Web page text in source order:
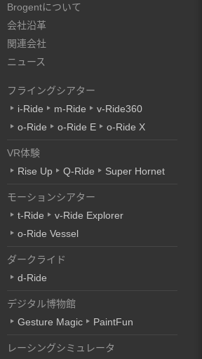
Brogentについて
会社沿革
関連会社
ニュース
フライングシアター
i-Ride
m-Ride
v-Ride360
o-Ride
o-Ride E o-Ride X
VR体験
Rise Up
Q-Ride Super Hornet
モーションシアター
t-Ride
v-Ride Explorer
o-Ride Vessel
ダークライド
d-Ride
デジタル博物館
Gesture Magic
PaintFun
レーシングシミュレータ